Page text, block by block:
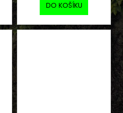
DO KOŠÍKU